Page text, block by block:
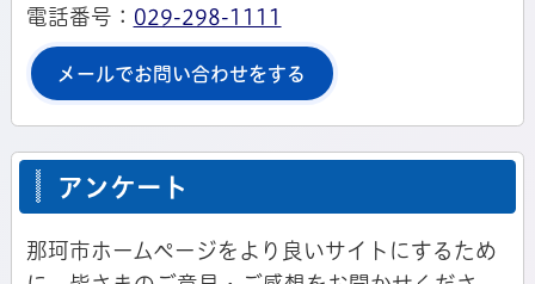
電話番号： 029-298-1111
メールでお問い合わせをする
アンケート
那珂市ホームページをより良いサイトにするため